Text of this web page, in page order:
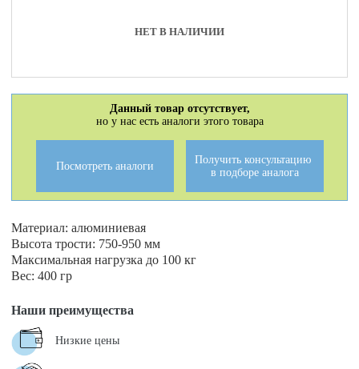
НЕТ В НАЛИЧИИ
Данный товар отсутствует,
но у нас есть аналоги этого товара
Посмотреть аналоги
Получить консультацию
в подборе аналога
Материал: алюминиевая
Высота трости: 750-950 мм
Максимальная нагрузка до 100 кг
Вес: 400 гр
Наши преимущества
Низкие цены